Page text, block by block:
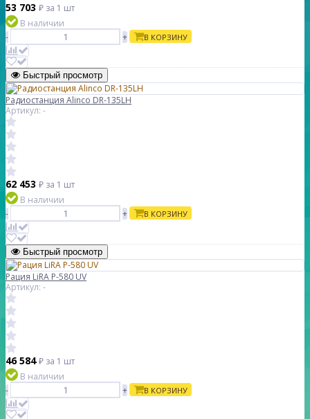
53 703 ₽ за 1 шт
В наличии
-
+ В КОРЗИНУ
Быстрый просмотр
Радиостанция Alinco DR-135LH
Артикул: -
62 453 ₽ за 1 шт
В наличии
-
+ В КОРЗИНУ
Быстрый просмотр
Рация LiRA P-580 UV
Артикул: -
46 584₽ за 1 шт
В наличии
-
+ В КОРЗИНУ